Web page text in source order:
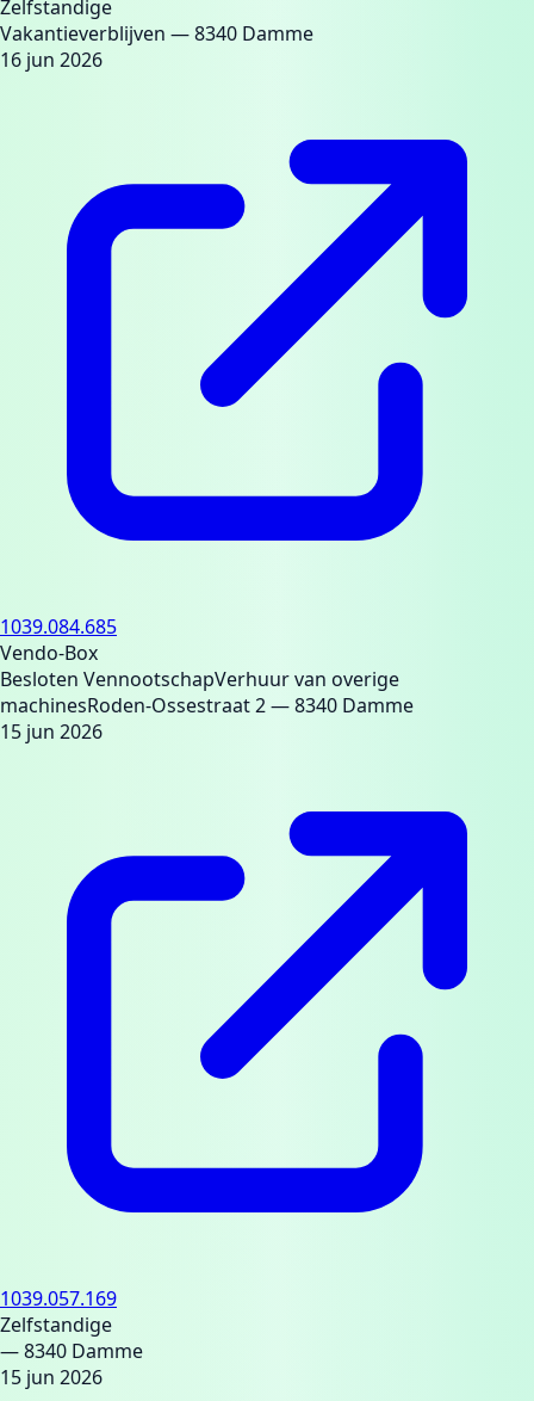
Zelfstandige
Vakantieverblijven — 8340 Damme
16 jun 2026
1039.084.685
Vendo-Box
Besloten VennootschapVerhuur van overige
machinesRoden-Ossestraat 2— 8340 Damme
15 jun 2026
1039.057.169
Zelfstandige
— 8340 Damme
15 jun 2026